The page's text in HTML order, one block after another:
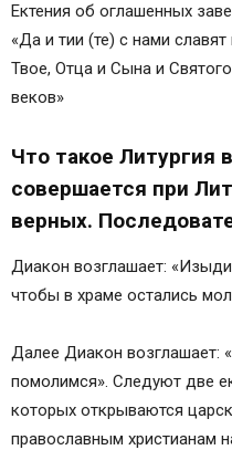
Ектения об оглашенных
«Да и тии (те) с нами
Твое, Отца и Сына и
веков»
Что такое Литургия
совершается при
верных.
Диакон возглашает:
чтобы в храме остались
Далее Диакон возглашает:
помолимся». Следуют две
которых открываются
православным христианам